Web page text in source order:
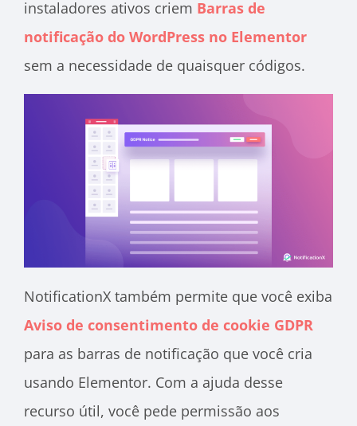
instaladores ativos criem Barras de
notificação do WordPress no Elementor
sem a necessidade de quaisquer códigos.
NotificationX também permite que você exiba
Aviso de consentimento de cookie GDPR
para as barras de notificação que você cria
usando Elementor. Com a ajuda desse
recurso útil, você pede permissão aos